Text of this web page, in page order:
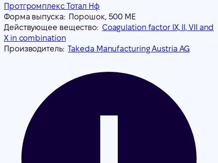
Протгромплекс Тотал Нф
Форма выпуска: Порошок, 500 МЕ
Действующее вещество: Coagulation factor IX, II, VII and
X in combination
Производитель: Takeda Manufacturing Austria AG